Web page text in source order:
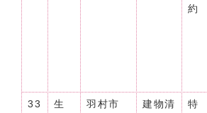
約
33
生
羽村市
建物清
特